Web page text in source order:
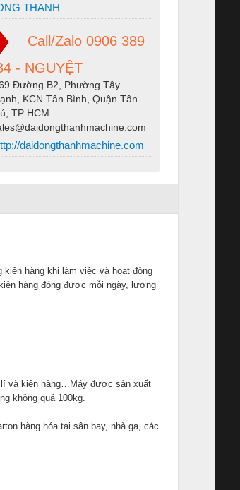
THANH
Call/Zalo 0906 389
- NGUYỆT
Đường B2, Phường Tây
KCN Tân Bình, Quận Tân
TP HCM
daidongthanhmachine.com
hàng khi làm việc và hoạt động
hàng đóng được mỗi ngày, lượng
lí và kiện hàng…Máy được sản xuất
không quá 100kg.
hàng hóa tại sân bay, nhà ga, các